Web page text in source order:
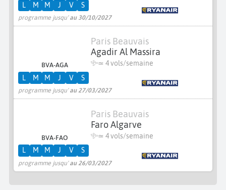
programme jusqu'au 30/10/2027
L M M J V S
BVA-AGA
Paris Beauvais
Agadir Al Massira
≃ 4 vols/semaine
programme jusqu'au 27/03/2027
L M M J V S
BVA-FAO
Paris Beauvais
Faro Algarve
≃ 4 vols/semaine
programme jusqu'au 26/03/2027
L M M J V S